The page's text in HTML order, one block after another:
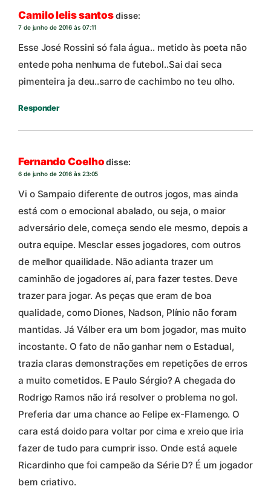
Camilo lelis santosdisse:
7 de junho de 2016 às 07:11
Esse José Rossini só fala água.. metido às poeta não
entede poha nenhuma de futebol..Sai dai seca
pimenteira ja deu..sarro de cachimbo no teu olho.
Responder
Fernando Coelho disse:
6 de junho de 2016 às 23:05
Vi o Sampaio diferente de outros jogos, mas ainda
está com o emocional abalado, ou seja, o maior
adversário dele, começa sendo ele mesmo, depois a
outra equipe. Mesclar esses jogadores, com outros
de melhor quailidade. Não adianta trazer um
caminhão de jogadores aí, para fazer testes. Deve
trazer para jogar. As peças que eram de boa
qualidade, como Diones, Nadson, Plínio não foram
mantidas. Já Válber era um bom jogador, mas muito
incostante. O fato de não ganhar nem o Estadual,
trazia claras demonstrações em repetições de erros
a muito cometidos. E Paulo Sérgio? A chegada do
Rodrigo Ramos não irá resolver o problema no gol.
Preferia dar uma chance ao Felipe ex-Flamengo. O
cara está doido para voltar por cima e xreio que iria
fazer de tudo para cumprir isso. Onde está aquele
Ricardinho que foi campeão da Série D? É um jogador
bem criativo.